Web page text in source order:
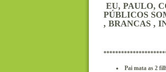
EU, PAULO,
PÚBLICOS
, BRANCAS ,
Pai mata as 2